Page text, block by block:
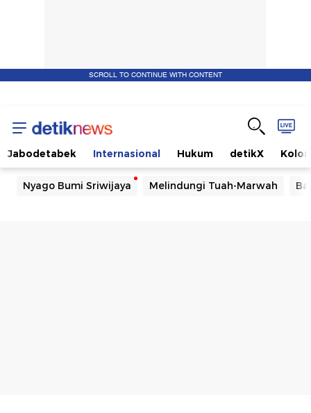
SCROLL TO CONTINUE WITH CONTENT
Jabodetabek Internasional Hukum detikX
Nyago Bumi Sriwijaya Melindungi Tuah-Marwah